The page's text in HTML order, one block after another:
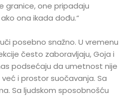
granice, one pripadaju
ona ikada dođu.“
posebno snažno. U vremenu
često zaboravljaju, Goja i
podsećaju da umetnost nije
i prostor suočavanja. Sa
Sa ljudskom sposobnošću